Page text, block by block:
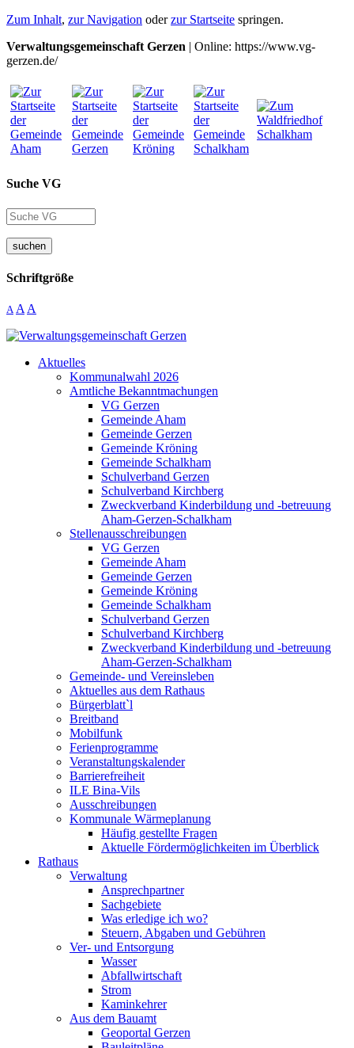
Zum Inhalt, zur Navigation oderzur Startseite springen.
Verwaltungsgemeinschaft Gerzen | Online: https://www.vg-
gerzen.de/
Suche VG
suchen
Schriftgröße
A A A
Aktuelles
Kommunalwahl 2026
Amtliche Bekanntmachungen
VG Gerzen
Gemeinde Aham
Gemeinde Gerzen
Gemeinde Kröning
Gemeinde Schalkham
Schulverband Gerzen
Schulverband Kirchberg
Zweckverband Kinderbildung und -betreuung
Aham-Gerzen-Schalkham
Stellenausschreibungen
VG Gerzen
Gemeinde Aham
Gemeinde Gerzen
Gemeinde Kröning
Gemeinde Schalkham
Schulverband Gerzen
Schulverband Kirchberg
Zweckverband Kinderbildung und -betreuung
Aham-Gerzen-Schalkham
Gemeinde- und Vereinsleben
Aktuelles aus dem Rathaus
Bürgerblatt`l
Breitband
Mobilfunk
Ferienprogramme
Veranstaltungskalender
Barrierefreiheit
ILE Bina-Vils
Ausschreibungen
Kommunale Wärmeplanung
Häufig gestellte Fragen
Aktuelle Fördermöglichkeiten im Überblick
Rathaus
Verwaltung
Ansprechpartner
Sachgebiete
Was erledige ich wo?
Steuern, Abgaben und Gebühren
Ver- und Entsorgung
Wasser
Abfallwirtschaft
Strom
Kaminkehrer
Aus dem Bauamt
Geoportal Gerzen